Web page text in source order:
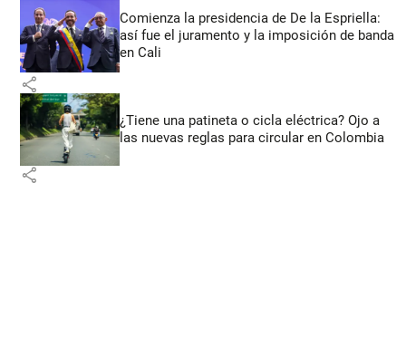
Comienza la presidencia de De la Espriella:
así fue el juramento y la imposición de banda
en Cali
share
¿Tiene una patineta o cicla eléctrica? Ojo a
las nuevas reglas para circular en Colombia
share